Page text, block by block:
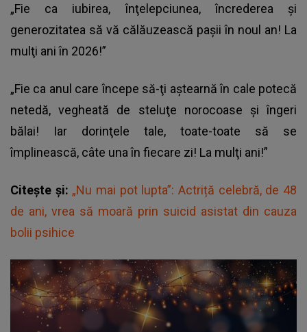
„Fie ca iubirea, înţelepciunea, încrederea şi
generozitatea să vă călăuzească paşii în noul an! La
mulţi ani în 2026!”
„Fie ca anul care începe să-ţi aştearnă în cale potecă
netedă, vegheată de steluţe norocoase şi îngeri
bălai! Iar dorinţele tale, toate-toate să se
împlinească, câte una în fiecare zi! La mulţi ani!”
Citește și: „Nu mai pot lupta”: Actriță celebră, de 48
de ani, vrea să moară prin suicid asistat din cauza
bolii psihice